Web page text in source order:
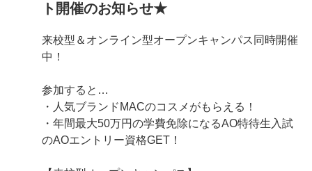
ト開催のお知らせ★
来校型＆オンライン型オープンキャンパス同時開催
中！
参加すると…
・人気ブランドMACのコスメがもらえる！
・年間最大50万円の学費免除になるAO特待生入試
のAOエントリー資格GET！